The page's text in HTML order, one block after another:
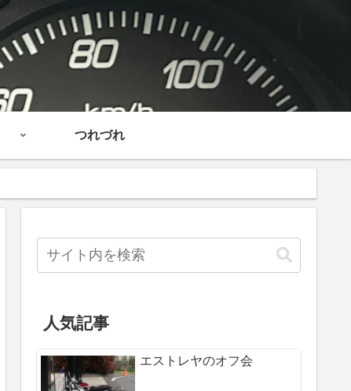
つれづれ
人気記事
エストレヤのオフ会